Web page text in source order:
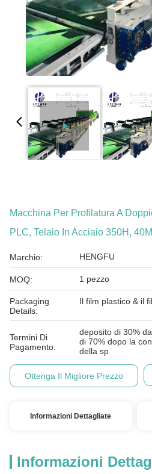
Macchina Per Profilatura A
PLC, Telaio In Acciaio 350H,
Marchio: HENGFU
MOQ: 1 pezzo
Packaging
Details:
Il film plastico & il
Termini Di
Pagamento:
deposito di 30%
di 70% dopo la
della sp
Ottenga Il Migliore Prezzo
Informazioni Dettagliate
Informazioni